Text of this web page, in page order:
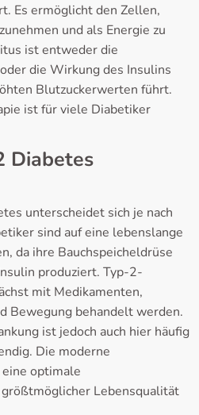
Es ermöglicht den Zellen,
und als Energie zu
ist entweder die
die Wirkung des Insulins
Blutzuckerwerten führt.
ist für viele Diabetiker
Diabetes
unterscheidet sich je nach
sind auf eine lebenslange
da ihre Bauchspeicheldrüse
produziert. Typ-2-
mit Medikamenten,
Bewegung behandelt werden.
ist jedoch auch hier häufig
Die moderne
optimale
Lebensqualität